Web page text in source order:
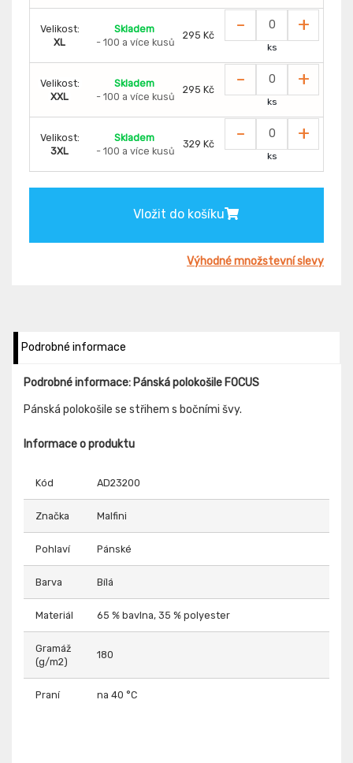
Velikost:
XL
Skladem
- 100 a více kusů
295 Kč - +
ks
Velikost:
XXL
Skladem
- 100 a více kusů
295 Kč - +
ks
Velikost:
3XL
Skladem
- 100 a více kusů
329 Kč - +
ks
Vložit do košíku
Výhodné množstevní slevy
Podrobné informace
Podrobné informace: Pánská polokošile FOCUS
Pánská polokošile se střihem s bočními švy.
Informace o produktu
Kód AD23200
Značka Malfini
Pohlaví Pánské
Barva Bílá
Materiál 65 % bavlna, 35 % polyester
Gramáž
(g/m2)
180
Praní na 40 °C